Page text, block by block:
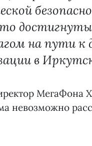
на пути к
в
МегаФона
невозможно